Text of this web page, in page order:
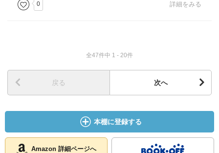
0 詳細をみる
全47件中 1 - 20件
戻る 次へ
本棚に登録する
Amazon 詳細ページへ